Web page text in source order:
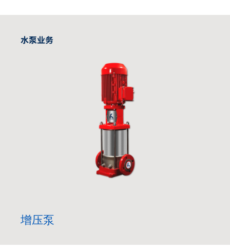
水泵业务
增压泵